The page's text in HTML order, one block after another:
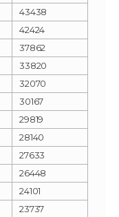
43438
42424
37862
33820
32070
30167
29819
28140
27633
26448
24101
23737